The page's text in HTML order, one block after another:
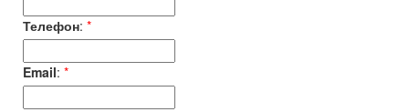
Телефон: *
Email: *